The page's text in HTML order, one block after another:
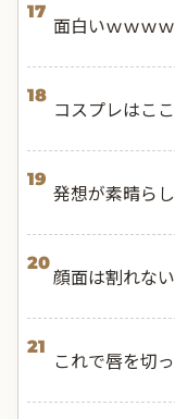
17
面白いｗｗｗ
18
コスプレはこ
19
発想が素晴ら
20
顔面は割れな
21
これで唇を切